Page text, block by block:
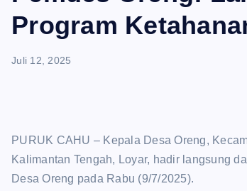
Program
Juli 12, 2025
PURUK CAHU – Kepala Desa Oreng,
Kalimantan Tengah, Loyar, hadir langsung
Desa Oreng pada Rabu (9/7/2025).